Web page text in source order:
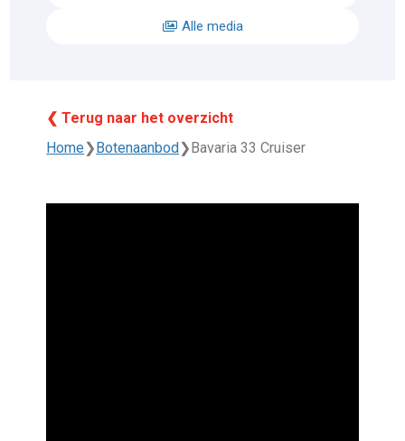
Alle media
❮ Terug naar het overzicht
Home❯Botenaanbod❯Bavaria 33 Cruiser